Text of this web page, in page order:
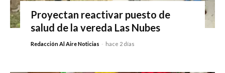
Proyectan reactivar puesto de
salud de la vereda Las Nubes
Redacción Al Aire Noticias - hace 2 días